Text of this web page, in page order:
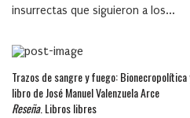
insurrectas que siguieron a los...
Trazos de sangre y fuego:
libro de José Manuel Valenzuela Arce
Reseña. Libros libres